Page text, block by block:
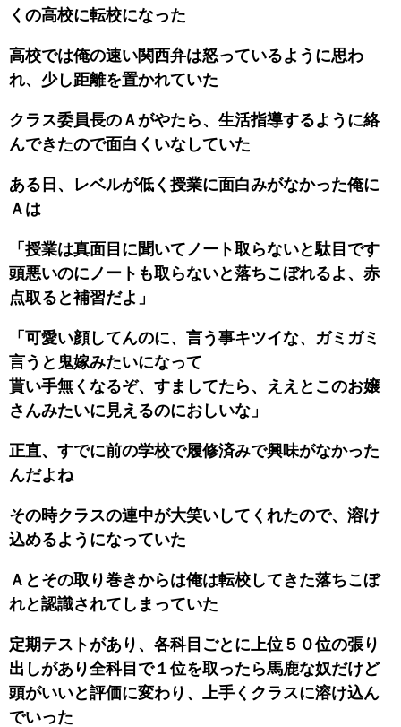
くの高校に転校になった
高校では俺の速い関西弁は怒っているように思わ
れ、少し距離を置かれていた
クラス委員長のＡがやたら、生活指導するように絡
んできたので面白くいなしていた
ある日、レベルが低く授業に面白みがなかった俺に
Ａは
「授業は真面目に聞いてノート取らないと駄目です
頭悪いのにノートも取らないと落ちこぼれるよ、赤
点取ると補習だよ」
「可愛い顔してんのに、言う事キツイな、ガミガミ
言うと鬼嫁みたいになって
貰い手無くなるぞ、すましてたら、ええとこのお嬢
さんみたいに見えるのにおしいな」
正直、すでに前の学校で履修済みで興味がなかった
んだよね
その時クラスの連中が大笑いしてくれたので、溶け
込めるようになっていた
Ａとその取り巻きからは俺は転校してきた落ちこぼ
れと認識されてしまっていた
定期テストがあり、各科目ごとに上位５０位の張り
出しがあり全科目で１位を取ったら馬鹿な奴だけど
頭がいいと評価に変わり、上手くクラスに溶け込ん
でいった